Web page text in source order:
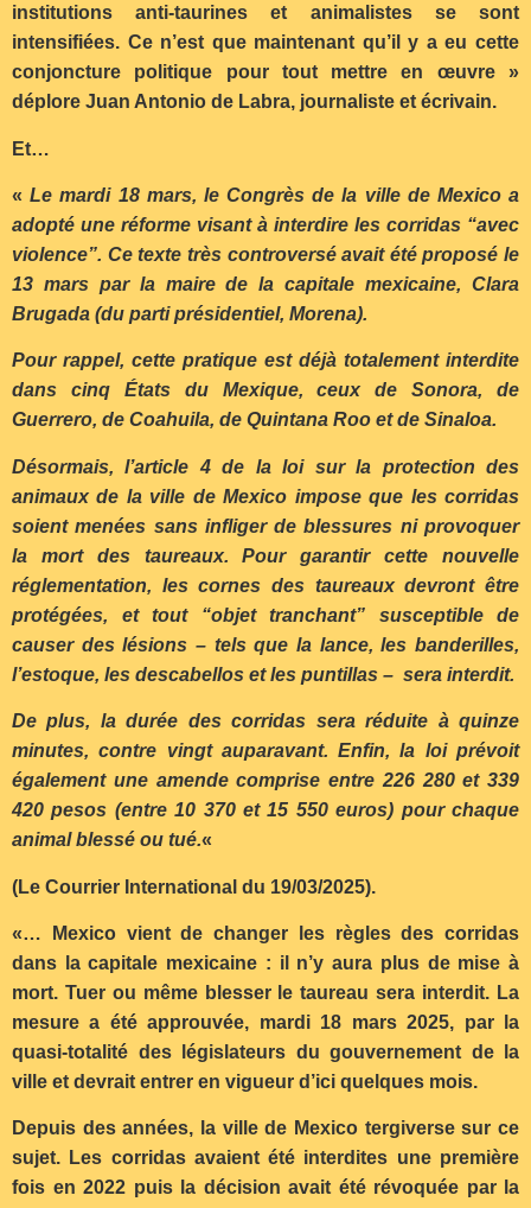
institutions anti-taurines et animalistes se sont
intensifiées. Ce n’est que maintenant qu’il y a eu cette
conjoncture politique pour tout mettre en œuvre »
déplore Juan Antonio de Labra, journaliste et écrivain.
Et…
«Le mardi 18 mars, le Congrès de la ville de Mexico a
adopté une réforme visant à interdire les corridas “avec
violence”. Ce texte très controversé avait été proposé le
13 mars par la maire de la capitale mexicaine, Clara
Brugada (du parti présidentiel, Morena).
Pour rappel, cette pratique est déjà totalement interdite
dans cinq États du Mexique, ceux de Sonora, de
Guerrero, de Coahuila, de Quintana Roo et de Sinaloa.
Désormais, l’article 4 de la loi sur la protection des
animaux de la ville de Mexico impose que les corridas
soient menées sans infliger de blessures ni provoquer
la mort des taureaux. Pour garantir cette nouvelle
réglementation, les cornes des taureaux devront être
protégées, et tout “objet tranchant” susceptible de
causer des lésions – tels que la lance, les banderilles,
l’estoque, les descabellos et les puntillas – sera interdit.
De plus, la durée des corridas sera réduite à quinze
minutes, contre vingt auparavant. Enfin, la loi prévoit
également une amende comprise entre 226 280 et 339
420 pesos (entre 10 370 et 15 550 euros) pour chaque
animal blessé ou tué.«
(Le Courrier International du 19/03/2025).
«… Mexico vient de changer les règles des corridas
dans la capitale mexicaine : il n’y aura plus de mise à
mort. Tuer ou même blesser le taureau sera interdit. La
mesure a été approuvée, mardi 18 mars 2025, par la
quasi-totalité des législateurs du gouvernement de la
ville et devrait entrer en vigueur d’ici quelques mois.
Depuis des années, la ville de Mexico tergiverse sur ce
sujet. Les corridas avaient été interdites une première
fois en 2022 puis la décision avait été révoquée par la